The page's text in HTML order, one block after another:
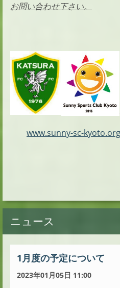
お問い合わせ下さい。
www.sunny-sc-
ニュース
1月度の予定について
2023年01月05日 11:00